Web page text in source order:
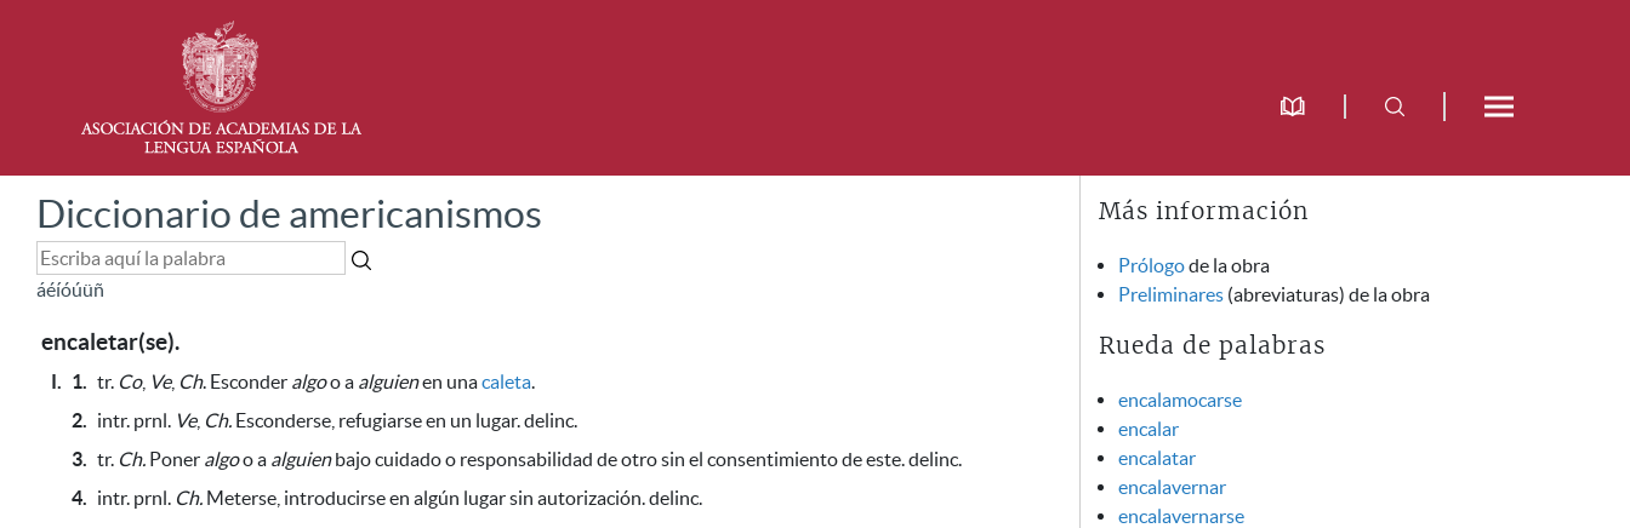
Diccionario de americanismos
áéíóúüñ
encaletar(se).
I. 1. tr. Co, Ve, Ch. Esconder algoo a alguienen unacaleta.
2. intr. prnl. Ve, Ch. Esconderse, refugiarse en un lugar. delinc.
3. tr. Ch. Poner algoo a alguienbajo cuidado o responsabilidad de otro sin el consentimiento de este. delinc.
4. intr. prnl. Ch. Meterse, introducirse en algún lugarsin autorización. delinc.
Más información
Prólogode la obra
Preliminares (abreviaturas) de la obra
Rueda de palabras
encalamocarse
encalar
encalatar
encalavernar
encalavernarse